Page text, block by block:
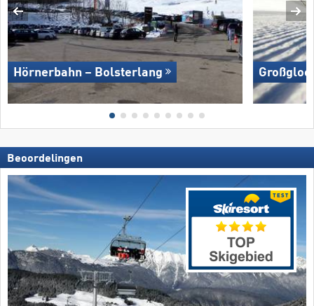
Hörnerbahn – Bolsterlang
Beoordelingen